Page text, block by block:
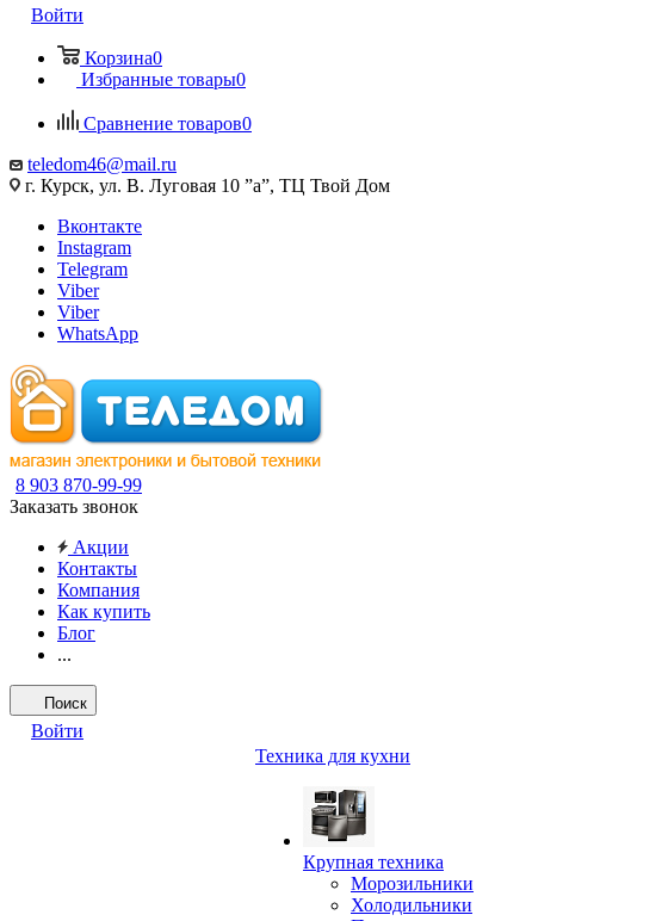
Войти
Корзина0
Избранные товары0
Сравнение товаров0
teledom46@mail.ru
г. Курск, ул. В. Луговая 10 ”а”, ТЦ Твой Дом
Вконтакте
Instagram
Telegram
Viber
Viber
WhatsApp
8 903 870-99-99
Заказать звонок
Акции
Контакты
Компания
Как купить
Блог
...
Поиск
Войти
Техника для кухни
Крупная техника
Морозильники
Холодильники